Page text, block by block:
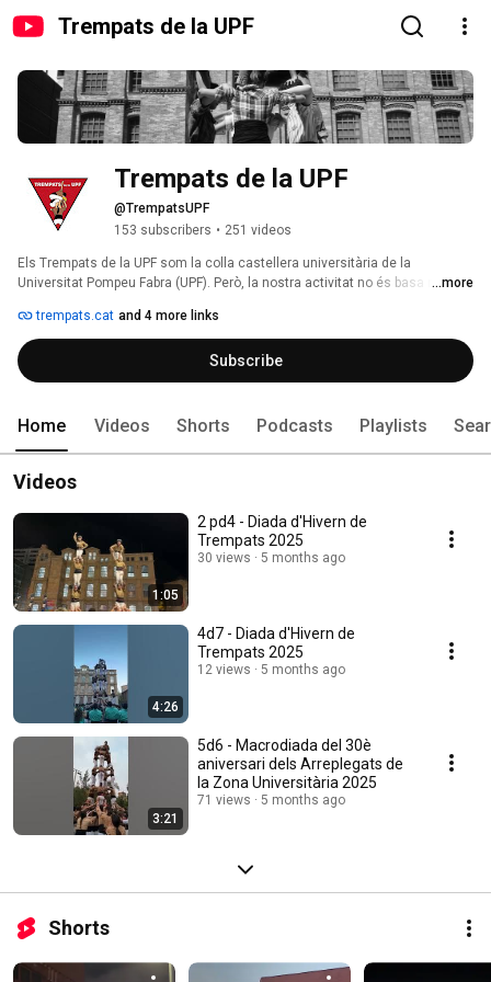
Trempats de la UPF
Trempats de la UPF
@TrempatsUPF
153 subscribers • 251 videos
Els Trempats de la UPF som la colla castellera universitària de la
Universitat Pompeu Fabra (UPF). Però, la nostra activitat no és basa només
culturals perquè treguis el màxim profit de la teva vida universitària!
...more
trempats.cat and 4 more links
Subscribe
Home Videos Shorts Podcasts Playlists
Videos
1:05
2 pd4 - Diada d'Hivern de
Trempats 2025
30 views 5 months ago
4:26
4d7 - Diada d'Hivern de
Trempats 2025
12 views 5 months ago
3:21
5d6 - Macrodiada del 30è
aniversari dels Arreplegats de
la Zona Universitària 2025
71 views 5 months ago
Shorts